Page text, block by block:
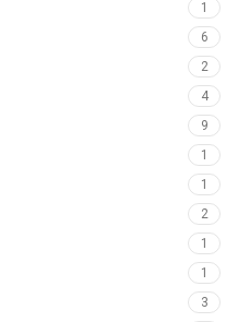
1
6
2
4
9
1
1
2
1
1
3